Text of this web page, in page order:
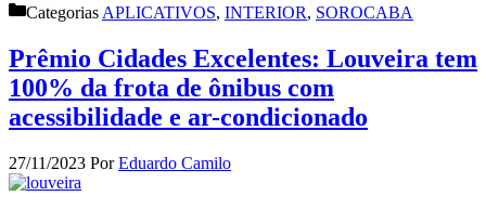
Categorias APLICATIVOS, INTERIOR, SOROCABA
Prêmio Cidades Excelentes: Louveira tem
100% da frota de ônibus com
acessibilidade e ar-condicionado
27/11/2023 PorEduardo Camilo